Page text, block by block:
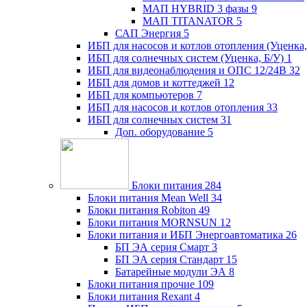
МАП HYBRID 3 фазы 9
МАП TITANATOR 5
САП Энергия 5
ИБП для насосов и котлов отопления
ИБП для солнечных систем (Уценка, Б/У) 1
ИБП для видеонаблюдения и ОПС 12/24В 32
ИБП для домов и коттеджей 12
ИБП для компьютеров 7
ИБП для насосов и котлов отопления 33
ИБП для солнечных систем 31
Доп. оборудование 5
Блоки питания 284
Блоки питания Mean Well 34
Блоки питания Robiton 49
Блоки питания MORNSUN 12
Блоки питания и ИБП Энергоавтоматика 26
БП ЭА серия Смарт 3
БП ЭА серия Стандарт 15
Батарейные модули ЭА 8
Блоки питания прочие 109
Блоки питания Rexant 4